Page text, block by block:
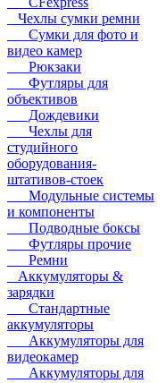
Чехлы сумки ремни
Сумки для фото и
видео камер
Рюкзаки
Футляры для
объективов
Дождевики
Чехлы для
студийного
оборудования-
штативов-стоек
Модульные системы
и компоненты
Подводные боксы
Футляры прочие
Ремни
Аккумуляторы &
зарядки
Стандартные
аккумуляторы
Аккумуляторы для
видеокамер
Аккумуляторы для